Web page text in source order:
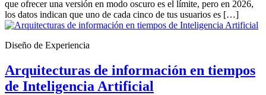
que ofrecer una versión en modo oscuro es el límite, pero en 2026,
los datos indican que uno de cada cinco de tus usuarios es […]
Diseño de Experiencia
Arquitecturas de información en tiempos
de Inteligencia Artificial